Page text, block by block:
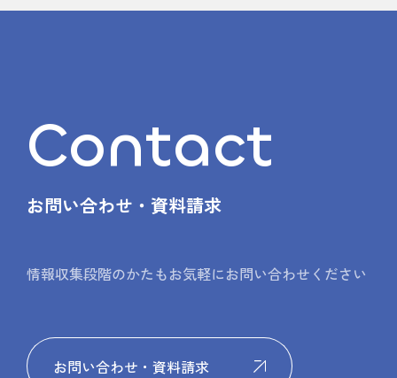
Contact
お問い合わせ・資料請求
情報収集段階のかたもお気軽にお問い合わせください
お問い合わせ・資料請求